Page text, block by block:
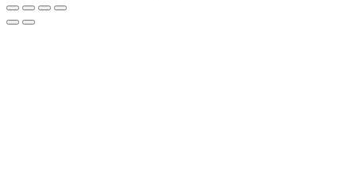
Ergebnisse